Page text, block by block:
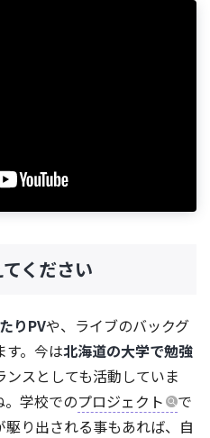
ください
りPVや、ライブのバックグ
す。今は北海道の大学で勉強
スとしても活動していま
。学校でのプロジェクト
で
り出される事もあれば、自